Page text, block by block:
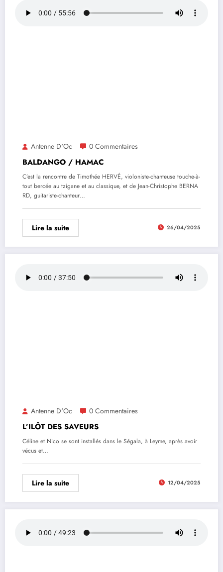
Antenne D'Oc 0 Commentaires
BALDANGO / HAMAC
C’est la rencontre de Timothée HERVÉ, violoniste-chanteuse touche-à-
tout bercée au tzigane et au classique, et de Jean-Christophe BERNA
RD, guitariste-chanteur…
Lire la suite 26/04/2025
Antenne D'Oc 0 Commentaires
L’ILÔT DES SAVEURS
Céline et Nico se sont installés dans le Ségala, à Leyme, après avoir
vécus et…
Lire la suite 12/04/2025